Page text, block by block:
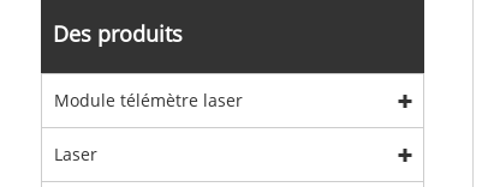
Des produits
Module télémètre laser
Laser